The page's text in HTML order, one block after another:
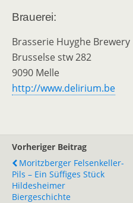
Brauerei:
Brasserie Huyghe Brewery
Brusselse stw 282
9090 Melle
http://www.delirium.be
Vorheriger Beitrag
Moritzberger Felsenkeller-
Pils – Ein Süffiges Stück
Hildesheimer
Biergeschichte